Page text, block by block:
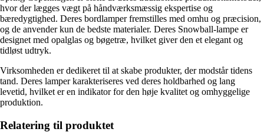
hvor der lægges vægt på håndværksmæssig ekspertise og
bæredygtighed. Deres bordlamper fremstilles med omhu og præcision,
og de anvender kun de bedste materialer. Deres Snowball-lampe er
designet med opalglas og bøgetræ, hvilket giver den et elegant og
tidløst udtryk.
Virksomheden er dedikeret til at skabe produkter, der modstår tidens
tand. Deres lamper karakteriseres ved deres holdbarhed og lang
levetid, hvilket er en indikator for den høje kvalitet og omhyggelige
produktion.
Relatering til produktet